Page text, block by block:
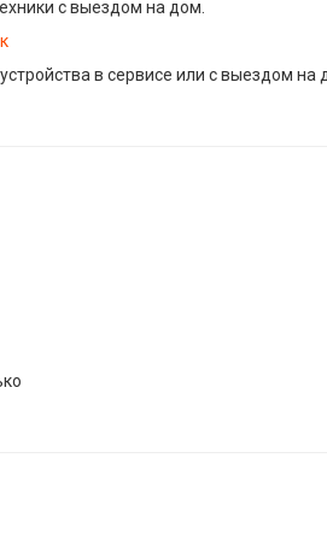
с выездом на дом.
в сервисе или с выездом на